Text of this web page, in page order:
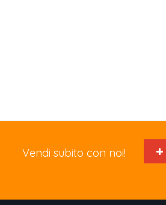
Vendi subito con noi!